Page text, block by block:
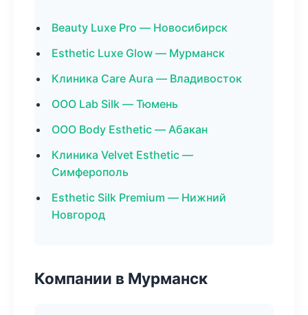
Beauty Luxe Pro — Новосибирск
Esthetic Luxe Glow — Мурманск
Клиника Care Aura — Владивосток
ООО Lab Silk — Тюмень
ООО Body Esthetic — Абакан
Клиника Velvet Esthetic —
Симферополь
Esthetic Silk Premium — Нижний
Новгород
Компании в Мурманск